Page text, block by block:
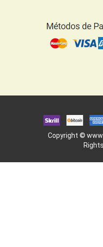
Copyright ©